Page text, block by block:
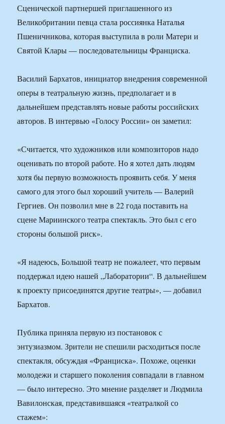
Сценической партнершей приглашенного из
Великобритании певца стала россиянка Наталья
Пшеничникова, которая выступила в роли Матери и
Святой Клары — последовательницы Франциска.
Василий Бархатов, инициатор внедрения современной
оперы в театральную жизнь, предполагает и в
дальнейшем представлять новые работы российских
авторов. В интервью «Голосу России» он заметил:
«Считается, что художников или композиторов надо
оценивать по второй работе. Но я хотел дать людям
хотя бы первую возможность проявить себя. У меня
самого для этого был хороший учитель — Валерий
Гергиев. Он позволил мне в 22 года поставить на
сцене Мариинского театра спектакль. Это был с его
стороны большой риск».
«Я надеюсь, Большой театр не пожалеет, что первым
поддержал идею нашей „Лаборатории“. В дальнейшем
к проекту присоединятся другие театры», — добавил
Бархатов.
Публика приняла первую из постановок с
энтузиазмом. Зрители не спешили расходиться после
спектакля, обсуждая «Франциска». Похоже, оценки
молодежи и старшего поколения совпадали в главном
— было интересно. Это мнение разделяет и Людмила
Вавилонская, представившаяся «театралкой со
стажем»: